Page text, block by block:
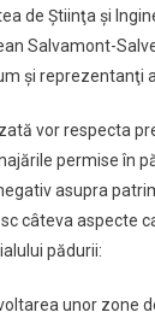
de Ştiinţa şi
Salvamont-
şi reprezentanţi
vor respecta
permise în
asupra
câteva aspecte
pădurii:
unor zone